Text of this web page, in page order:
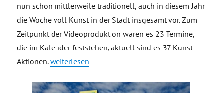
nun schon mittlerweile traditionell, auch in diesem Jahr
die Woche voll Kunst in der Stadt insgesamt vor. Zum
Zeitpunkt der Videoproduktion waren es 23 Termine,
die im Kalender feststehen, aktuell sind es 37 Kunst-
Aktionen.„Making of Videoproduktion Kleinstadtlabor
weiterlesen